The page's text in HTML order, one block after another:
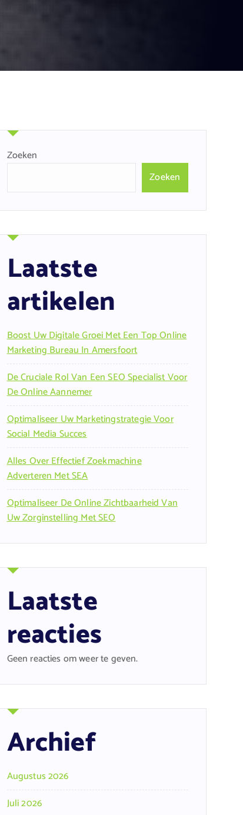
Zoeken
Zoeken
Laatste
artikelen
Boost Uw Digitale Groei Met Een Top Online
Marketing Bureau In Amersfoort
De Cruciale Rol Van Een SEO Specialist Voor
De Online Aannemer
Optimaliseer Uw Marketingstrategie Voor
Social Media Succes
Alles Over Effectief Zoekmachine
Adverteren Met SEA
Optimaliseer De Online Zichtbaarheid Van
Uw Zorginstelling Met SEO
Laatste
reacties
Geen reacties om weer te geven.
Archief
Augustus 2026
Juli 2026